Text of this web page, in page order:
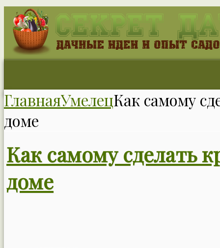
ГлавнаяУмелецКак самому
доме
Как самому сделать
доме